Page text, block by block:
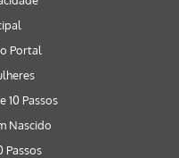
Portal
10 Passos
Nascido
Passos